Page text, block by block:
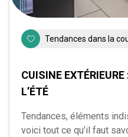
Tendances dans la
CUISINE
L’ÉTÉ
Tendances, éléments
voici tout ce qu’il faut